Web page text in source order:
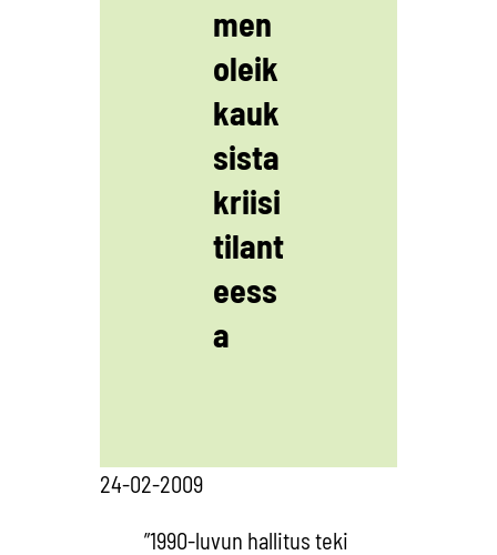
men
oleik
kauk
sista
kriisi
tilant
eess
a
24-02-2009
”1990-luvun hallitus teki